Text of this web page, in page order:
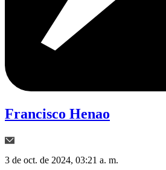
Francisco Henao
3 de oct. de 2024, 03:21 a. m.